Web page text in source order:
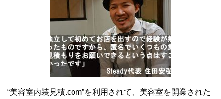
“美容室内装見積.com”を利用されて、美容室を開業された